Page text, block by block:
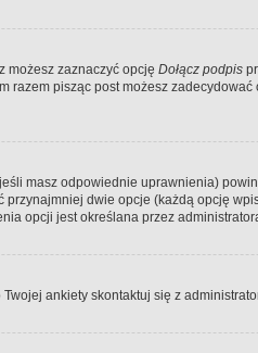
możesz zaznaczyć opcję Dołącz podpis
pisząc post możesz
masz odpowiednie uprawnienia)
dwie opcje (każdą opcję
opcji jest określana przez
ankiety skontaktuj się z